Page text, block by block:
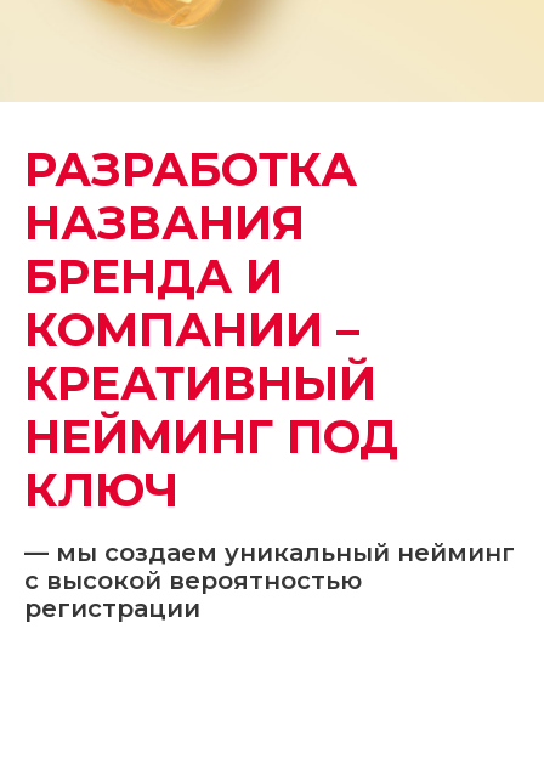
РАЗРАБОТКА
НАЗВАНИЯ
БРЕНДА И
КОМПАНИИ –
КРЕАТИВНЫЙ
НЕЙМИНГ ПОД
КЛЮЧ
— мы создаем уникальный нейминг
с высокой вероятностью
регистрации